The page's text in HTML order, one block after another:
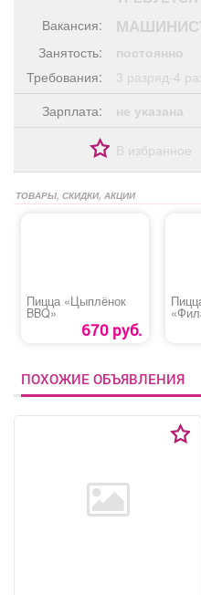
Товары
Вакансия:
Занятость:
постоянно
Требования:
3 разряд-4
Зарплата:
не указана
В избранное
ТОВАРЫ, СКИДКИ, АКЦИИ
Пицца «Цыплёнок
BBQ»
670 руб.
ПОХОЖИЕ ОБЪЯВЛЕНИЯ